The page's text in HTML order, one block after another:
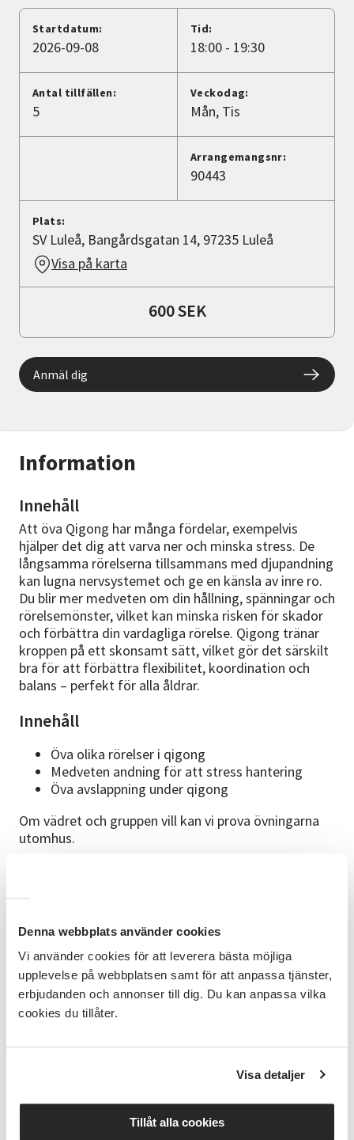
Denna webbplats använder cookies
Vi använder cookies för att leverera bästa möjliga
upplevelse på webbplatsen samt för att anpassa tjänster,
erbjudanden och annonser till dig. Du kan anpassa vilka
cookies du tillåter.
Visa detaljer
Tillåt alla cookies
Nyheter
Avdelningar
Lyssna
Information
Innehåll
Att öva Qigong har många fördelar, exempelvis
hjälper det dig att varva ner och minska stress. De
långsamma rörelserna tillsammans med djupandning
kan lugna nervsystemet och ge en känsla av inre ro.
Du blir mer medveten om din hållning, spänningar och
rörelsemönster, vilket kan minska risken för skador
och förbättra din vardagliga rörelse. Qigong tränar
kroppen på ett skonsamt sätt, vilket gör det särskilt
bra för att förbättra flexibilitet, koordination och
balans – perfekt för alla åldrar.
Innehåll
Öva olika rörelser i qigong
Medveten andning för att stress hantering
Öva avslappning under qigong
Om vädret och gruppen vill kan vi prova övningarna
utomhus.
Bertie Suwardi har praktiserat qigong i sex år
yoga för att slappna av, få mer energi och mer fokus
i vardagslivet. Hon har en kandidatexamen i
psykologi från Luleå tekniska universitet. Just nu
läser hon ytterligare kurser inom psykologi: Barn- och
ungdomspsykiatri: neuropsykiatri på Umeå
universitet samt en fortsättningskurs i psykologi på
Startdatum:
2026-09-08
Tid:
18:00 - 19:30
Antal tillfällen:
5
Veckodag:
Mån Tis
Arrangemangsnr:
90443
Plats:
SV Luleå, Bangårdsgatan 14, 97235 Luleå
Visa på karta
600 SEK
Anmäl dig